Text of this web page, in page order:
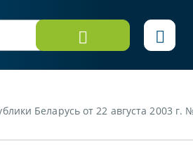
«О внесении дополнения в выпуск 2 Единого тарифно-